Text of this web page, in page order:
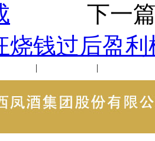
下一篇
烧钱过后盈
| |